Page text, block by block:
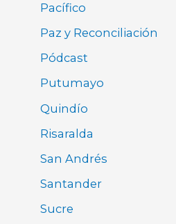
Pacífico
Paz y Reconciliación
Pódcast
Putumayo
Quindío
Risaralda
San Andrés
Santander
Sucre